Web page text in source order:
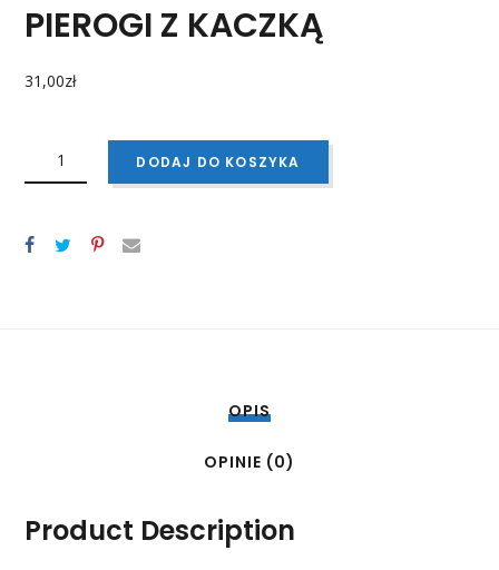
PIEROGI Z KACZKĄ
31,00zł
PIEROGI DODAJ DO KOSZYKA
OPIS
OPINIE (0)
Product Description